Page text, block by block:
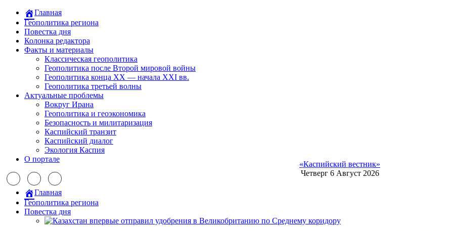
Главная
Геополитика региона
Повестка дня
Колонка редактора
Факты и материалы
Классическая геополитика
Геополитика после Второй мировой войны
Геополитика конца XX — начала XXI вв.
Геополитика третьей волны
Актуальные проблемы
Вокруг Ирана
Геополитика и геоэкономика
Безопасность и милитаризация
Каспийский транзит
Каспийский диалог
Экология Каспия
О портале
«Каспийский вестник»
Четверг 6 Август 2026
Главная
Геополитика региона
Повестка дня